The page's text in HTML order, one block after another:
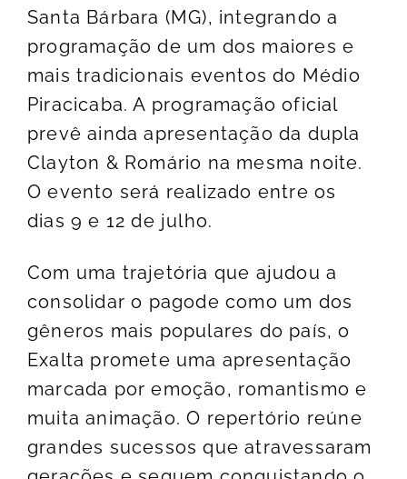
Santa Bárbara (MG), integrando a
programação de um dos maiores e
mais tradicionais eventos do Médio
Piracicaba. A programação oficial
prevê ainda apresentação da dupla
Clayton & Romário na mesma noite.
O evento será realizado entre os
dias 9 e 12 de julho.
Com uma trajetória que ajudou a
consolidar o pagode como um dos
gêneros mais populares do país, o
Exalta promete uma apresentação
marcada por emoção, romantismo e
muita animação. O repertório reúne
grandes sucessos que atravessaram